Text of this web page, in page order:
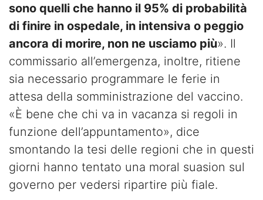
sono quelli che hanno il 95% di probabilità
di finire in ospedale, in intensiva o peggio
ancora di morire, non ne usciamo più». Il
commissario all’emergenza, inoltre, ritiene
sia necessario programmare le ferie in
attesa della somministrazione del vaccino.
«È bene che chi va in vacanza si regoli in
funzione dell’appuntamento», dice
smontando la tesi delle regioni che in questi
giorni hanno tentato una moral suasion sul
governo per vedersi ripartire più fiale.